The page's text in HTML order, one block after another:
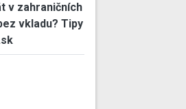
v zahraničních
vkladu? Tipy